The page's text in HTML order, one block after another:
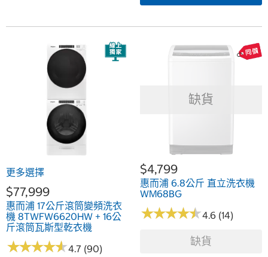
更多選擇
$77,999
惠而浦 17公斤滾筒變頻洗衣
機 8TWFW6620HW + 16公
斤滾筒瓦斯型乾衣機
8TWGD6622HW
★★★★★
★★★★★4.7 (90)
缺貨
$4,799
惠而浦 6.8公斤 直立洗衣機
WM68BG
★★★★★
★★★★★4.6 (14)
缺貨